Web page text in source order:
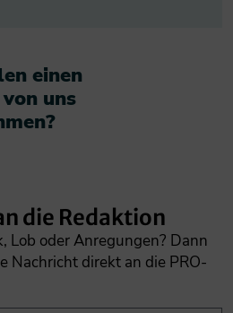
einen
uns
die Redaktion
Lob oder Anregungen? Dann
Nachricht direkt an die PRO-